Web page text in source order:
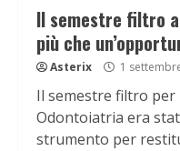
Il semestre filtro
più che
Asterix 1
Il semestre filtro per
Odontoiatria era
strumento per